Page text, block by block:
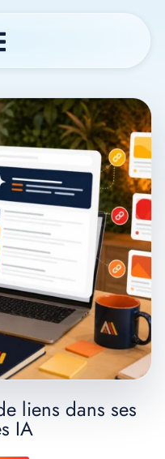
liens dans ses
IA